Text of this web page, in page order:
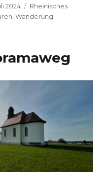
2024 Kategorien
Rheinisches
,Wanderung